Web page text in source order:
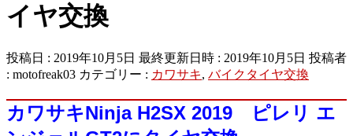
イヤ交換
投稿日 : 2019年10月5日 最終更新日時 : 2019年10月5日 投稿者
: motofreak03 カテゴリー : カワサキ, バイクタイヤ交換
カワサキNinja H2SX 2019 ピレリ エ